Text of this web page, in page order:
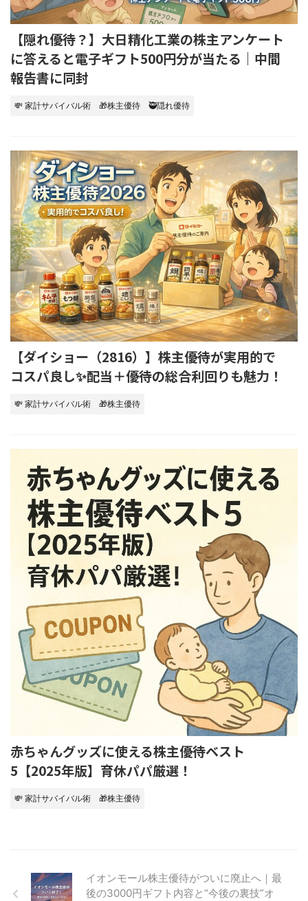
【隠れ優待？】大日精化工業の株主アンケート
に答えると電子ギフト500円分が当たる｜中間
報告書に同封
💸 家計サバイバル術 🎁株主優待 🥷隠れ優待
【ダイショー（2816）】株主優待が実用的で
コスパ良し✨配当＋優待の総合利回りも魅力！
💸 家計サバイバル術 🎁株主優待
赤ちゃんグッズに使える株主優待ベスト
5【2025年版】育休パパ厳選！
💸 家計サバイバル術 🎁株主優待
イオンモール株主優待がついに廃止へ｜最
後の3000円ギフト内容と“今後の裏技”オ